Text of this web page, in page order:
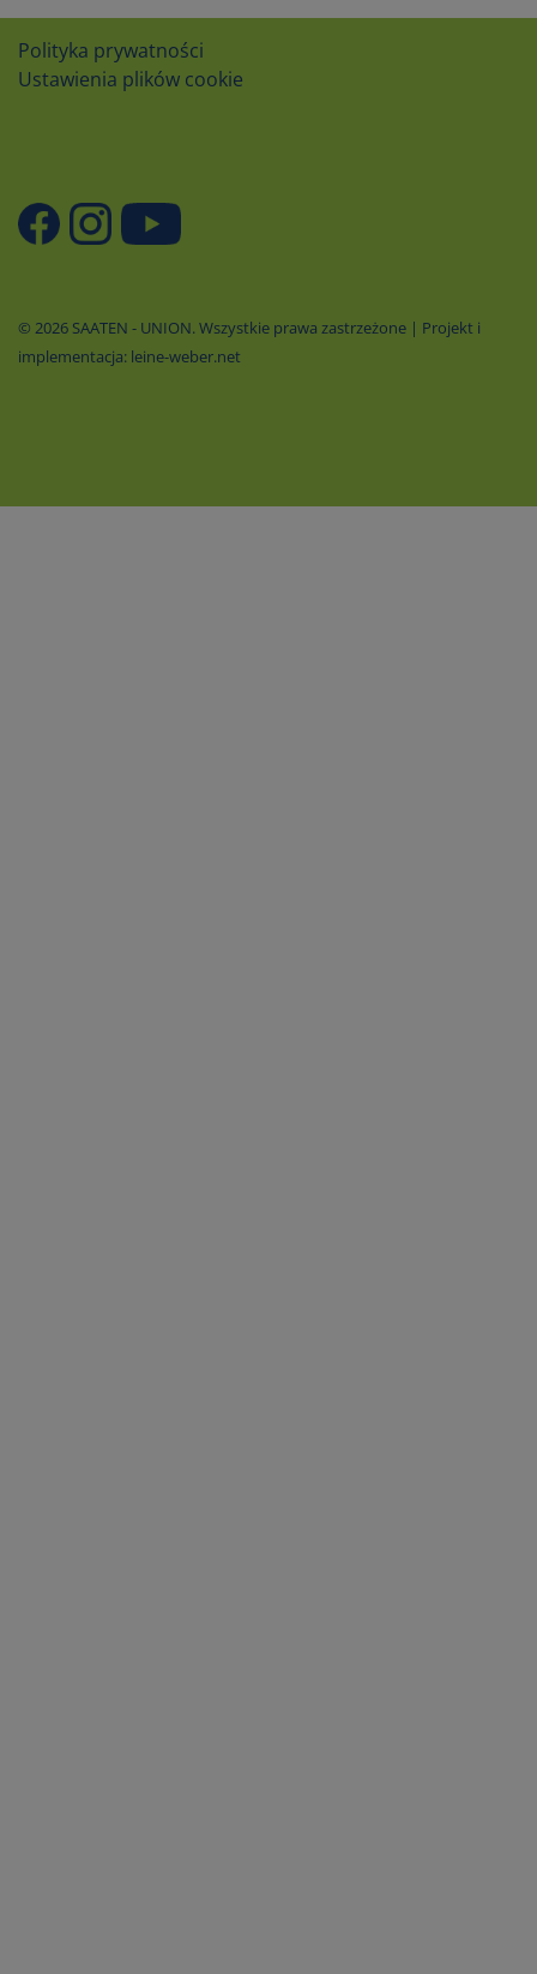
Polityka prywatności
Ustawienia plików cookie
© 2026 SAATEN - UNION. Wszystkie prawa zastrzeżone | Projekt i
implementacja: leine-weber.net